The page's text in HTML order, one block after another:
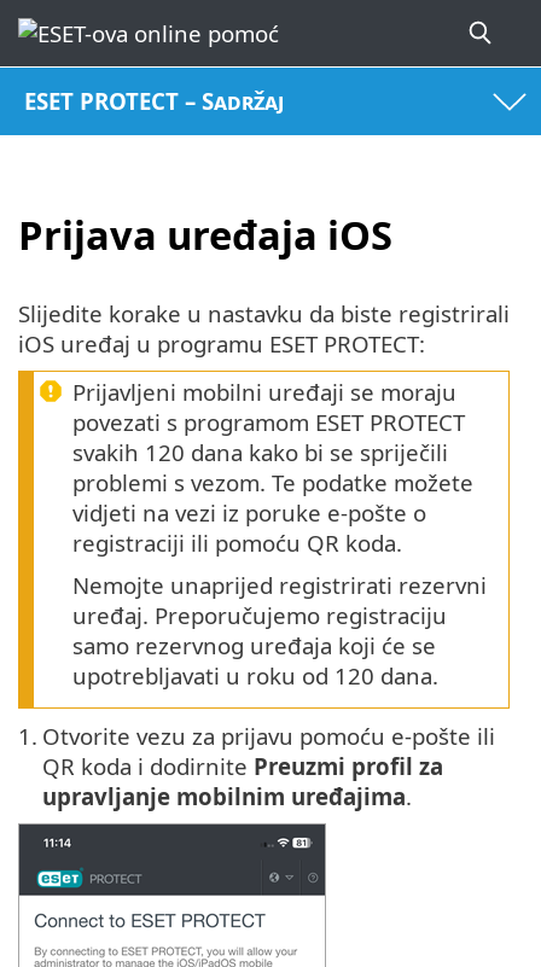
ESET PROTECT – Sadržaj
Prijava uređaja iOS
Slijedite korake u nastavku da biste registrirali
iOS uređaj u programu ESET PROTECT:
Prijavljeni mobilni uređaji se moraju
povezati s programom ESET PROTECT
svakih 120 dana kako bi se spriječili
problemi s vezom. Te podatke možete
vidjeti na vezi iz poruke e-pošte o
registraciji ili pomoću QR koda.
Nemojte unaprijed registrirati rezervni
uređaj. Preporučujemo registraciju
samo rezervnog uređaja koji će se
upotrebljavati u roku od 120 dana.
1. Otvorite vezu za prijavu pomoću e-pošte ili
QR koda i dodirnite Preuzmi profil za
upravljanje mobilnim uređajima.